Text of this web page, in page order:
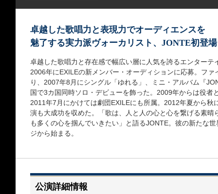
卓越した歌唱力と表現力でオーディエンスを
魅了する実力派ヴォーカリスト、JONTE初登場
卓越した歌唱力と存在感で幅広い層に人気を誇るエンターテ
2006年にEXILEの新メンバー・オーディションに応募。フ
り、2007年8月にシングル「ゆれる」、ミニ・アルバム『
国で3カ国同時ソロ・デビューを飾った。2009年からは役者
2011年7月にかけては劇団EXILEにも所属。2012年夏から秋
演も大成功を収めた。「歌は、人と人の心と心を繋げる素
も多くの心を掴んでいきたい」と語るJONTE。彼の新たな
ジから始まる。
公演詳細情報